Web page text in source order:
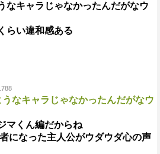
なキャラじゃなかったんだがなウ
らい違和感ある
なキャラじゃなかったんだがなウ
マくん編だからね
になった主人公がウダウダ心の声